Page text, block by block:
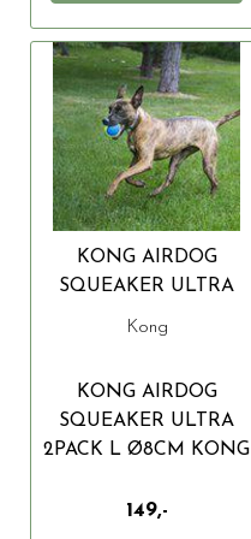
KONG AIRDOG
SQUEAKER ULTRA
2PACK L Ø8CM
Kong
KONG AIRDOG
SQUEAKER ULTRA
2PACK L Ø8CM KONG
149,-